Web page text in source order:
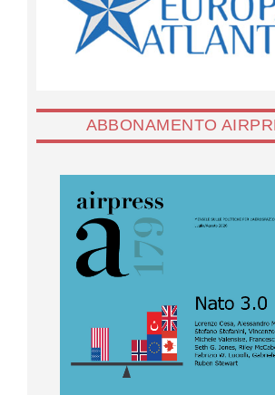
ABBONAMENTO